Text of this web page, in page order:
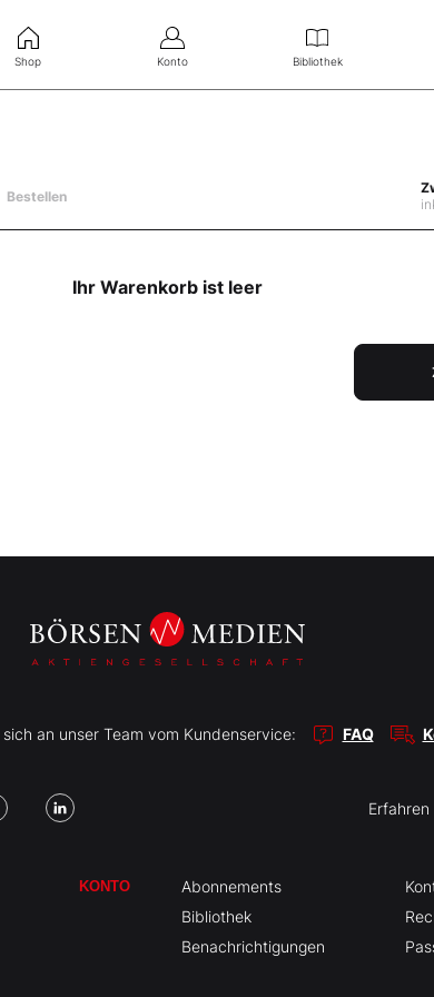
Shop Konto Bibliothek
Bestellen
Ihr Warenkorb ist leer
an unser Team vom Kundenservice: FAQ
KONTO
Abonnements
Bibliothek
Benachrichtigungen